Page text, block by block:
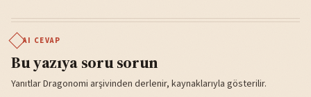
AI CEVAP
Bu yazıya soru sorun
Yanıtlar Dragonomi arşivinden derlenir, kaynaklarıyla gösterilir.